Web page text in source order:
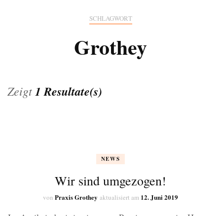
SCHLAGWORT
Grothey
Zeigt1 Resultate(s)
NEWS
Wir sind umgezogen!
von Praxis Grothey aktualisiert am 12. Juni 2019